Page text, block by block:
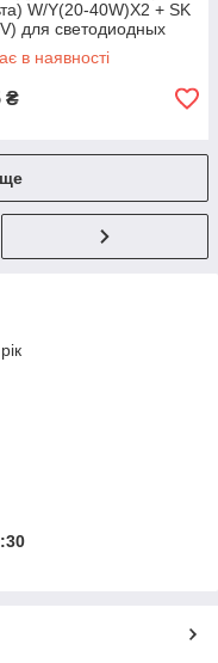
W/Y(20-40W)X2 + SK
для светодиодных
80W 108-210V 250mA
в наявності
₴